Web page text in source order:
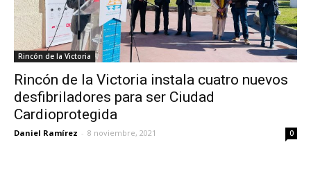
Rincón de la Victoria
Rincón de la Victoria instala cuatro nuevos
desfibriladores para ser Ciudad
Cardioprotegida
Daniel Ramírez - 8 noviembre, 2021 0